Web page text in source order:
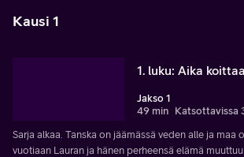
Kausi 1
1. luku: Aika koittaa
Jakso 1
49 min Katsottavissa
Sarja alkaa. Tanska on jäämässä veden alle ja maa
vuotiaan Lauran ja hänen perheensä elämä